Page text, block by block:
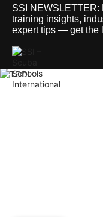
SSI NEWSLETTER:
training insights,
expert tips — get the